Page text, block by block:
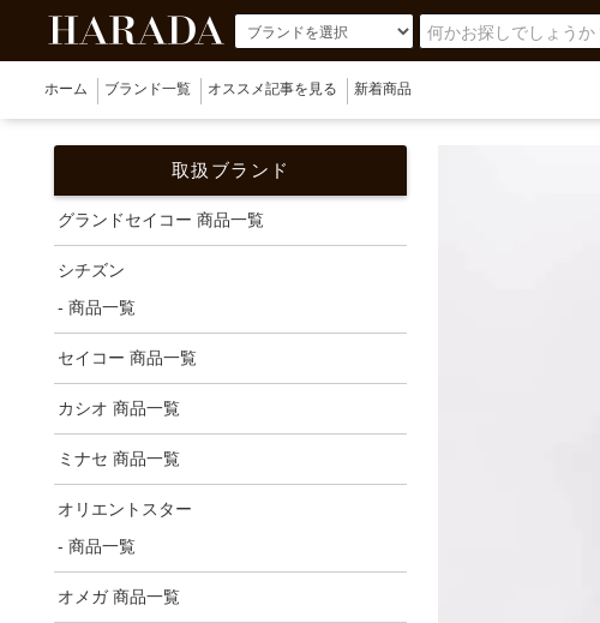
ホーム ブランド一覧 オススメ記事を見る 新着商品
取扱ブランド
グランドセイコー 商品一覧
シチズン
- 商品一覧
セイコー 商品一覧
カシオ 商品一覧
ミナセ 商品一覧
オリエントスター
- 商品一覧
オメガ 商品一覧